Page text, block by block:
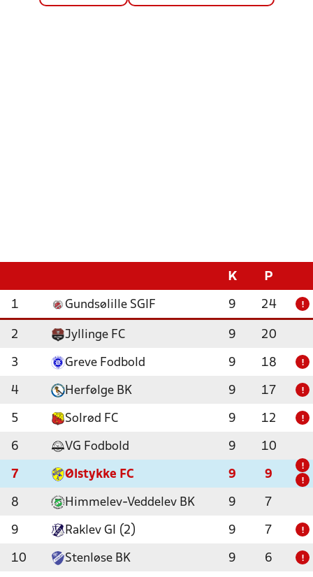
K P
1 Gundsølille SGIF 9 24 !
2 Jyllinge FC 9 20
3 Greve Fodbold 9 18 !
4 Herfølge BK 9 17 !
5 Solrød FC 9 12 !
6 VG Fodbold 9 10
7 Ølstykke FC 9 9
!
!
8 Himmelev-Veddelev BK 9 7
9 Raklev GI (2) 9 7 !
10 Stenløse BK 9 6 !